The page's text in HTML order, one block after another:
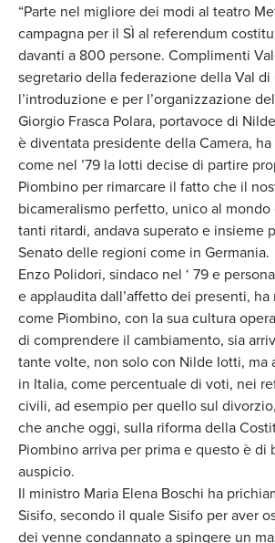
“Parte nel migliore dei modi al teatro
campagna per il SÌ al referendum
davanti a 800 persone. Complimenti
segretario della federazione della Val di
l’introduzione e per l’organizzazione
Giorgio Frasca Polara, portavoce di
è diventata presidente della Camera,
come nel ’79 la Iotti decise di partire
Piombino per rimarcare il fatto che il
bicameralismo perfetto, unico al
tanti ritardi, andava superato e insieme
Senato delle regioni come in Germania.
Enzo Polidori, sindaco nel ‘ 79 e
e applaudita dall’affetto dei presenti, ha
come Piombino, con la sua cultura
di comprendere il cambiamento, sia
tante volte, non solo con Nilde Iotti, ma
in Italia, come percentuale di voti, nei
civili, ad esempio per quello sul
che anche oggi, sulla riforma della
Piombino arriva per prima e questo è di
auspicio.
Il ministro Maria Elena Boschi ha
Sisifo, secondo il quale Sisifo per aver
dei venne condannato a spingere un